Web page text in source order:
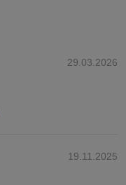
29.03.2026
19.11.2025